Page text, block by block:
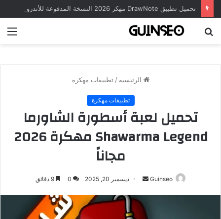
الرئيسية / تطبيقات مهكرة
تطبيقات مهكرة
تحميل لعبة أسطورة الشاورما
Shawarma Legend مهكرة 2026
مجاناً
Guinseo
أرسل
إلكترونيا
ديسمبر 20, 2025 0